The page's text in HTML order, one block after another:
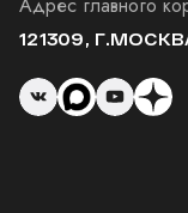
121309,